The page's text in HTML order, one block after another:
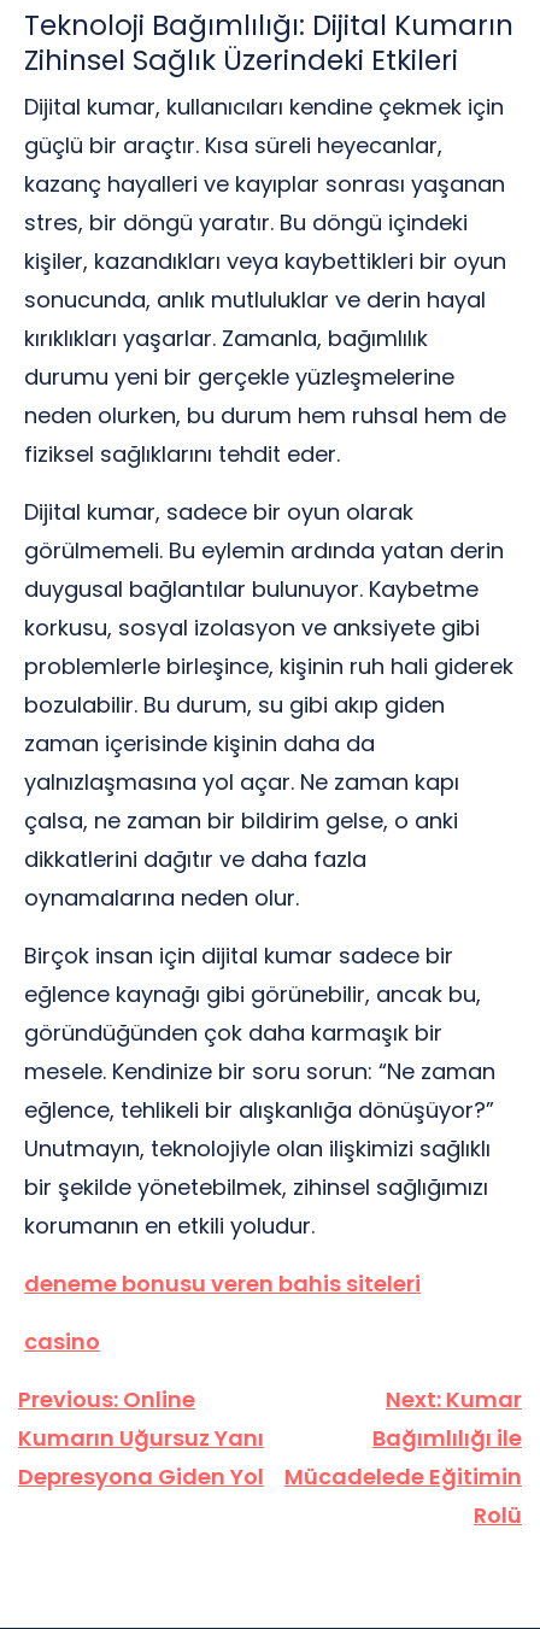
Teknoloji Bağımlılığı: Dijital Kumarın
Zihinsel Sağlık Üzerindeki Etkileri
Dijital kumar, kullanıcıları kendine çekmek için
güçlü bir araçtır. Kısa süreli heyecanlar,
kazanç hayalleri ve kayıplar sonrası yaşanan
stres, bir döngü yaratır. Bu döngü içindeki
kişiler, kazandıkları veya kaybettikleri bir oyun
sonucunda, anlık mutluluklar ve derin hayal
kırıklıkları yaşarlar. Zamanla, bağımlılık
durumu yeni bir gerçekle yüzleşmelerine
neden olurken, bu durum hem ruhsal hem de
fiziksel sağlıklarını tehdit eder.
Dijital kumar, sadece bir oyun olarak
görülmemeli. Bu eylemin ardında yatan derin
duygusal bağlantılar bulunuyor. Kaybetme
korkusu, sosyal izolasyon ve anksiyete gibi
problemlerle birleşince, kişinin ruh hali giderek
bozulabilir. Bu durum, su gibi akıp giden
zaman içerisinde kişinin daha da
yalnızlaşmasına yol açar. Ne zaman kapı
çalsa, ne zaman bir bildirim gelse, o anki
dikkatlerini dağıtır ve daha fazla
oynamalarına neden olur.
Birçok insan için dijital kumar sadece bir
eğlence kaynağı gibi görünebilir, ancak bu,
göründüğünden çok daha karmaşık bir
mesele. Kendinize bir soru sorun: “Ne zaman
eğlence, tehlikeli bir alışkanlığa dönüşüyor?”
Unutmayın, teknolojiyle olan ilişkimizi sağlıklı
bir şekilde yönetebilmek, zihinsel sağlığımızı
korumanın en etkili yoludur.
deneme bonusu veren bahis siteleri
casino
Yazı
gezinmesi
Previous: Online
Kumarın Uğursuz Yanı
Depresyona Giden Yol
Next: Kumar
Bağımlılığı ile
Mücadelede Eğitimin
Rolü